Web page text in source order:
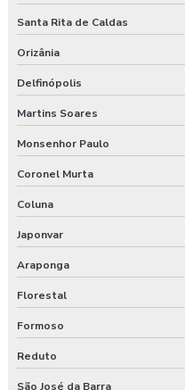
Santa Rita de Caldas
Orizânia
Delfinópolis
Martins Soares
Monsenhor Paulo
Coronel Murta
Coluna
Japonvar
Araponga
Florestal
Formoso
Reduto
São José da Barra